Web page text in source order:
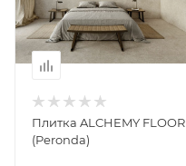
Плитка ALCHEMY FLOOR
(Peronda)